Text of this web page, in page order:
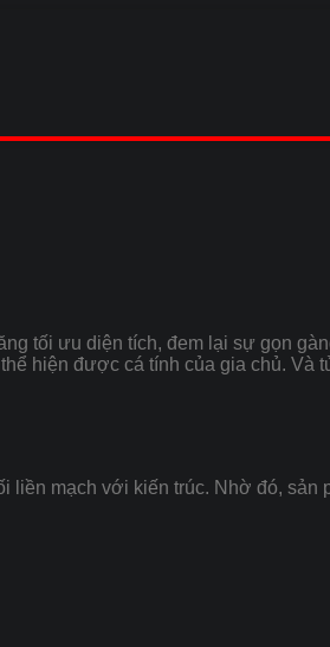
tối ưu diện tích, đem lại sự gọn
hiện được cá tính của gia chủ. Và
mạch với kiến trúc. Nhờ đó, sản